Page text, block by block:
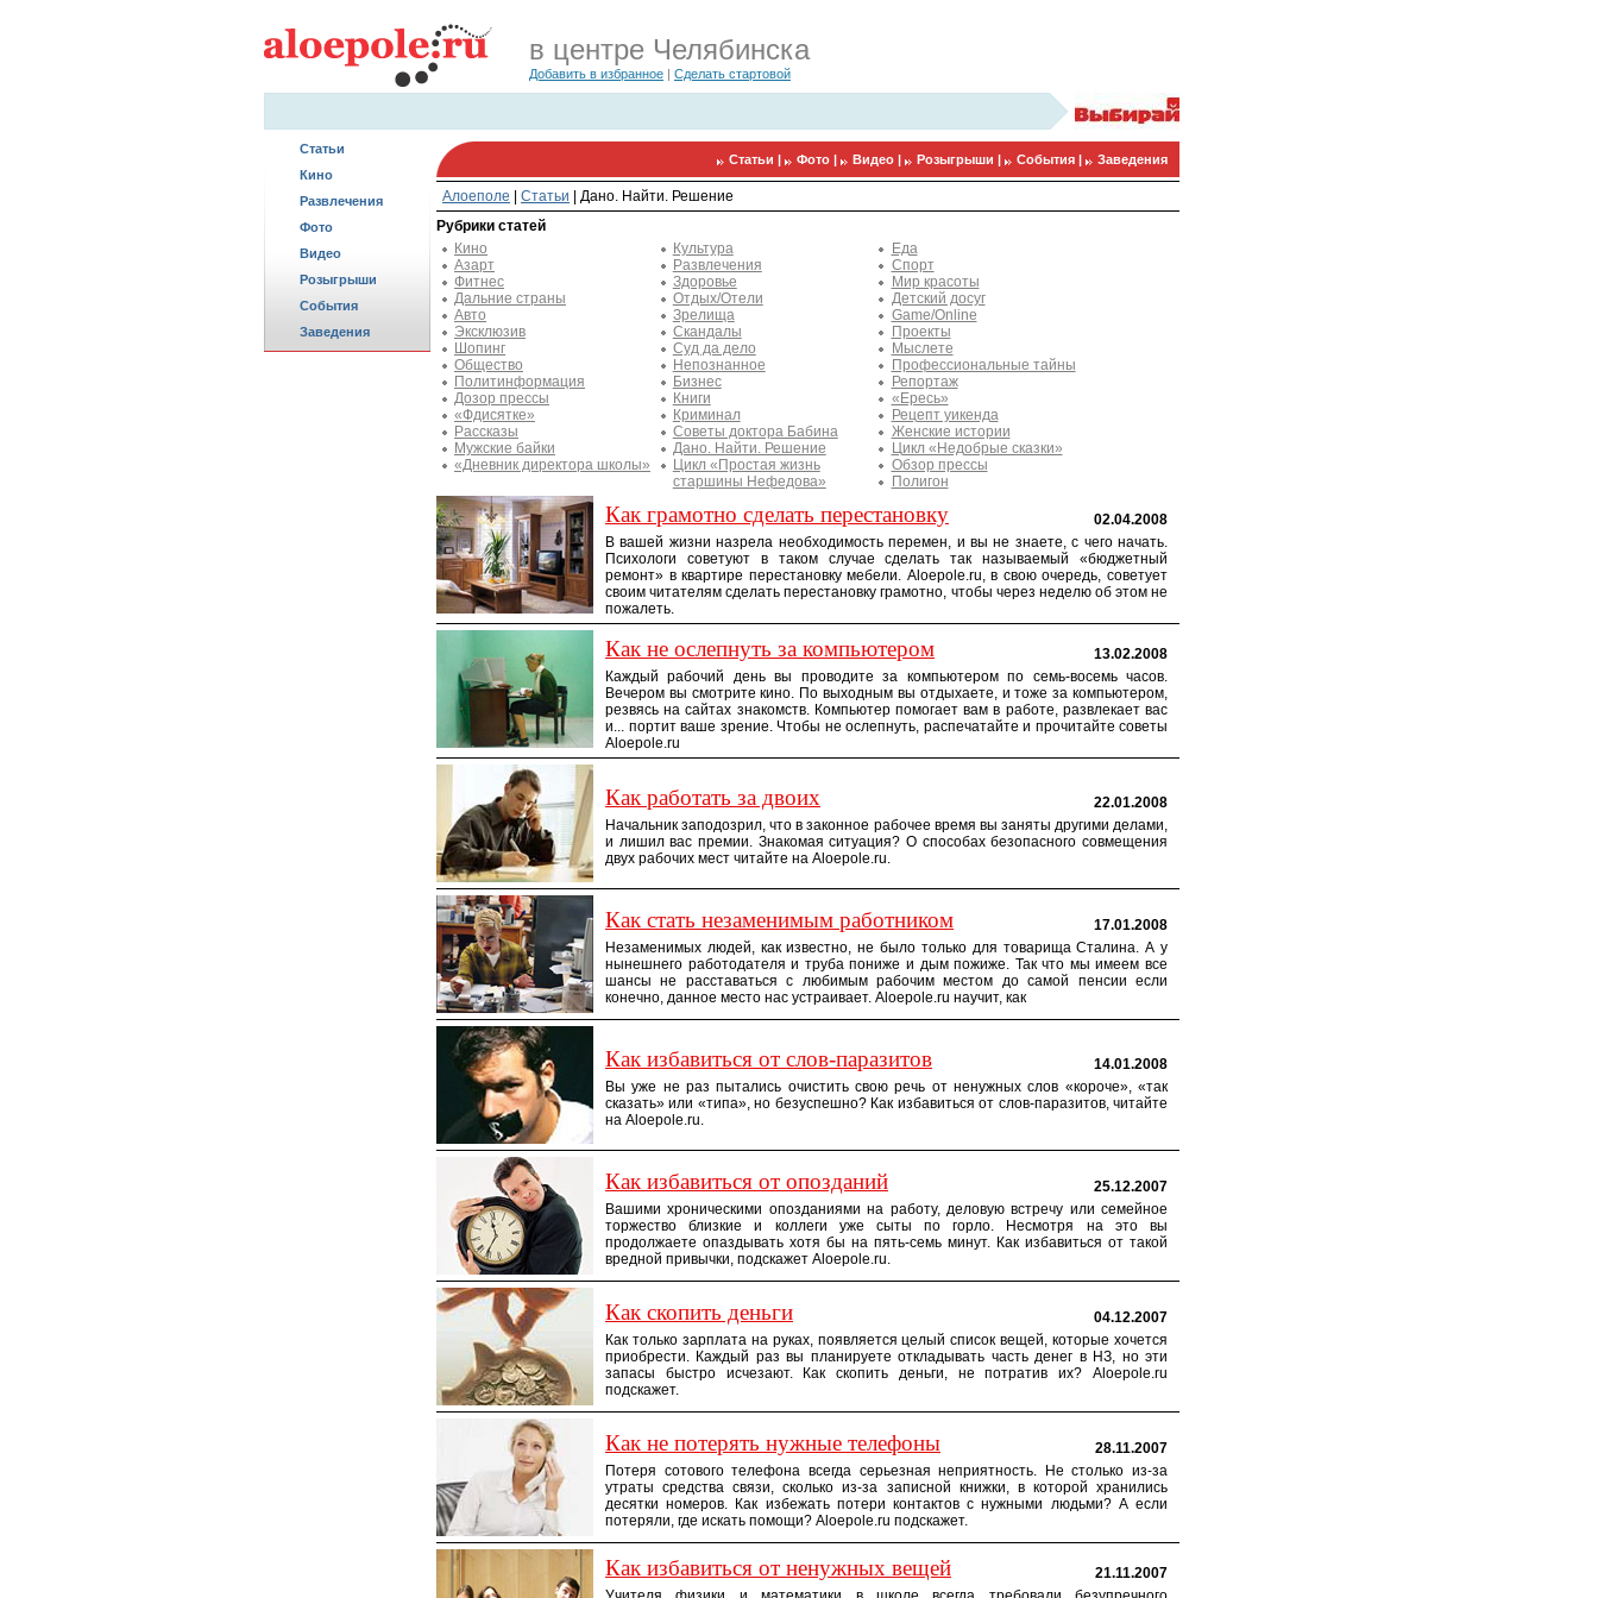
в центре Челябинска
Добавить в избранное | Сделать стартовой
Статьи
Кино
Развлечения
Фото
Видео
Розыгрыши
События
Заведения
Статьи | Фото | Видео | Розыгрыши | События | Заведения
Алоеполе Статьи
Дано. Найти. Решение
Рубрики статей
Кино
Культура
Еда
Азарт
Развлечения
Спорт
Фитнес
Здоровье
Мир красоты
Дальние страны
Отдых/Отели
Детский досуг
Авто
Зрелища
Game/Online
Эксклюзив
Скандалы
Проекты
Шопинг
Суд да дело
Мыслете
Общество
Непознанное
Профессиональные тайны
Политинформация
Бизнес
Репортаж
Дозор прессы
Книги
«Ересь»
«Фдисятке»
Криминал
Рецепт уикенда
Рассказы
Советы доктора Бабина
Женские истории
Мужские байки
Дано. Найти. Решение
Цикл «Недобрые сказки»
«Дневник директора школы»
Цикл «Простая жизнь
старшины Нефедова»
Обзор прессы
Полигон
Как грамотно сделать перестановку
02.04.2008
В вашей жизни назрела необходимость перемен, и вы не знаете, с чего начать.
Психологи советуют в таком случае сделать так называемый «бюджетный
ремонт» в квартире перестановку мебели. Aloepole.ru, в свою очередь, советует
своим читателям сделать перестановку грамотно, чтобы через неделю об этом не
пожалеть.
Как не ослепнуть за компьютером
13.02.2008
Каждый рабочий день вы проводите за компьютером по семь-восемь часов.
Вечером вы смотрите кино. По выходным вы отдыхаете, и тоже за компьютером,
резвясь на сайтах знакомств. Компьютер помогает вам в работе, развлекает вас
и... портит ваше зрение. Чтобы не ослепнуть, распечатайте и прочитайте советы
Aloepole.ru
Как работать за двоих
22.01.2008
Начальник заподозрил, что в законное рабочее время вы заняты другими делами,
и лишил вас премии. Знакомая ситуация? О способах безопасного совмещения
двух рабочих мест читайте на Aloepole.ru.
Как стать незаменимым работником
17.01.2008
Незаменимых людей, как известно, не было только для товарища Сталина. А у
нынешнего работодателя и труба пониже и дым пожиже. Так что мы имеем все
шансы не расставаться с любимым рабочим местом до самой пенсии если
конечно, данное место нас устраивает. Aloepole.ru научит, как
Как избавиться от слов-паразитов
14.01.2008
Вы уже не раз пытались очистить свою речь от ненужных слов «короче», «так
сказать» или «типа», но безуспешно? Как избавиться от слов-паразитов, читайте
на Aloepole.ru.
Как избавиться от опозданий
25.12.2007
Вашими хроническими опозданиями на работу, деловую встречу или семейное
торжество близкие и коллеги уже сыты по горло. Несмотря на это вы
продолжаете опаздывать хотя бы на пять-семь минут. Как избавиться от такой
вредной привычки, подскажет Aloepole.ru.
Как cкопить деньги
04.12.2007
Как только зарплата на руках, появляется целый список вещей, которые хочется
приобрести. Каждый раз вы планируете откладывать часть денег в НЗ, но эти
запасы быстро исчезают. Как скопить деньги, не потратив их? Aloepole.ru
подскажет.
Как не потерять нужные телефоны
28.11.2007
Потеря сотового телефона всегда серьезная неприятность. Не столько из-за
утраты средства связи, сколько из-за записной книжки, в которой хранились
десятки номеров. Как избежать потери контактов с нужными людьми? А если
потеряли, где искать помощи? Aloepole.ru подскажет.
Как избавиться от ненужных вещей
21.11.2007